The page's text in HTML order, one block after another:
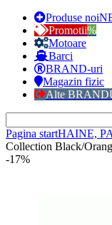
Produse noi
Promotii%
Motoare
Barci
BRAND-uri
Magazin fizic
Alte
Pagina startHAINE,
Collection Black/
-17%